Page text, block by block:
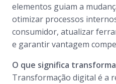
elementos guiam a
otimizar processos
consumidor, atualizar
e garantir vantagem
O que significa
Transformação digital é a